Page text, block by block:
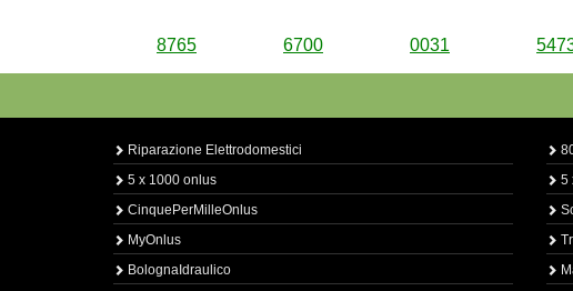
8765 6700 0031
Riparazione Elettrodomestici
5 x 1000 onlus
CinquePerMilleOnlus
MyOnlus
BolognaIdraulico
5